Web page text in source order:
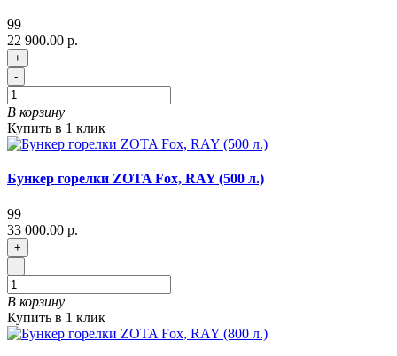
99
22 900.00 р.
+
-
В корзину
Купить в 1 клик
Бункер горелки ZOTA Fox, RAY (500 л.)
99
33 000.00 р.
+
-
В корзину
Купить в 1 клик